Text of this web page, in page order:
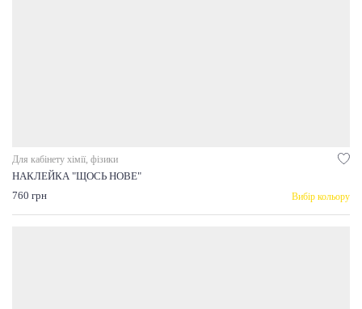
Для кабінету хімії, фізики
НАКЛЕЙКА "ЩОСЬ НОВЕ"
760 грн
Вибір кольору